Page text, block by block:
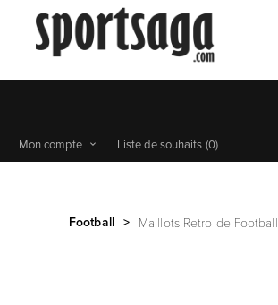
Mon compte Liste de souhaits (0)
Football > Maillots Retro de Football